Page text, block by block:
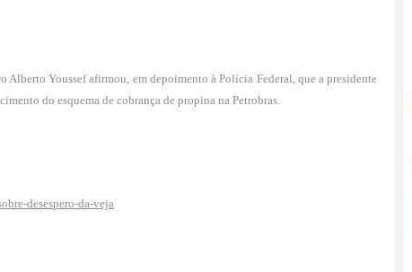
Youssef afirmou, em depoimento à Polícia Federal, que a presidente
do esquema de cobrança de propina na Petrobras.
desespero-da-veja